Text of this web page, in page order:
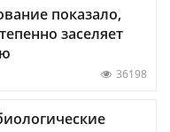
показало,
заселяет
36198